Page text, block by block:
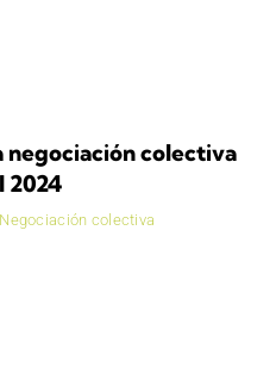
negociación colectiva
2024
Negociación colectiva